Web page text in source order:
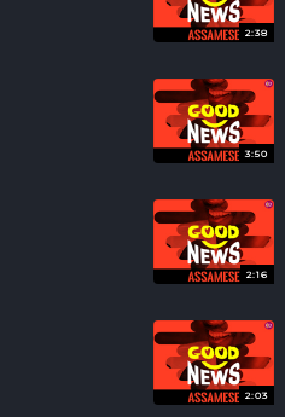
2:38
3:50
2:16
2:03